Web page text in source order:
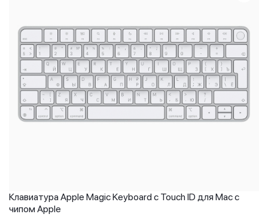
Клавиатура Apple Magic Keyboard с Touch ID для Mac с
чипом Apple